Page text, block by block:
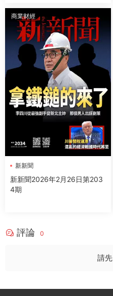
商業财經
新新聞
新新聞2026年2月26日第203
4期
評論 0
請先